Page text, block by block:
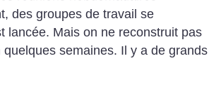
des groupes de travail se
lancée. Mais on ne reconstruit pas
semaines. Il y a de grands